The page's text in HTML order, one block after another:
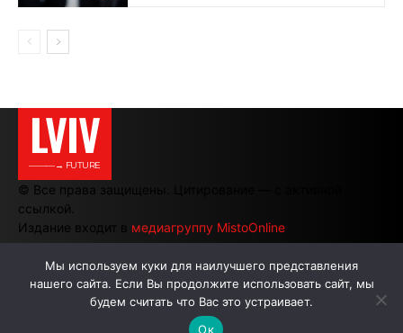
LVIV
———→ FUTURE
© Все права защищены. Цитирование — с активной
ссылкой.
Издание входит в медиагруппу MistoOnline
АВТОРЫ РЕКЛАМА НА САЙТЕ
Мы используем куки для наилучшего представления
нашего сайта. Если Вы продолжите использовать сайт, мы
будем считать что Вас это устраивает.
Ок